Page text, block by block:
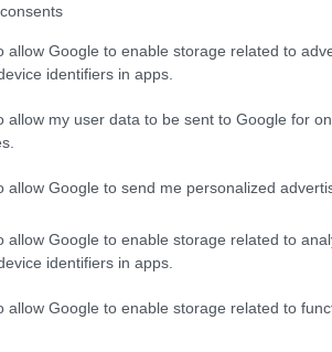
allow Google to enable storage related to
identifiers in apps.
allow my user data to be sent to Google for
allow Google to send me personalized
allow Google to enable storage related to
identifiers in apps.
allow Google to enable storage related to